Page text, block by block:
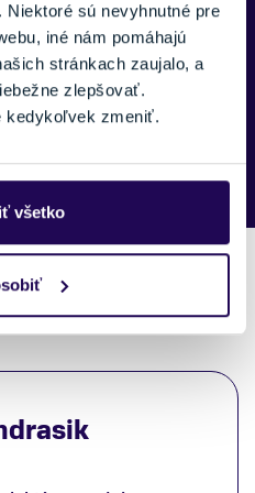
sú nevyhnutné pre
iné nám pomáhajú
stránkach zaujalo, a
zlepšovať.
kedykoľvek zmeniť.
všetko
zavolá ohľadom tohto